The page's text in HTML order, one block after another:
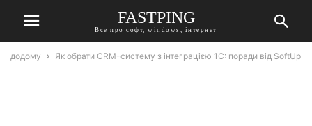
FASTPING
Все про софт, windows, інтернет
додому Як обрати CRM-систему з інтеграцією 1С: поради від SoftUp